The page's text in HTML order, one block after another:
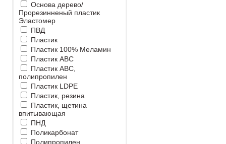
Основа дерево/
Прорезинненый пластик
Эластомер
ПВД
Пластик
Пластик 100% Меламин
Пластик ABC
Пластик ABC,
полипропилен
Пластик LDPE
Пластик, резина
Пластик, щетина
впитывающая
ПНД
Поликарбонат
Полипропилен